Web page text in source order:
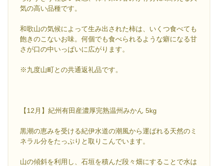
気の高い品種です。
和歌山の気候によって生み出された柿は、いくつ食べても
飽きのこないお味。何個でも食べられるような癖になる甘
さが口の中いっぱいに広がります。
※九度山町との共通返礼品です。
【12月】紀州有田産濃厚完熟温州みかん 5kg
黒潮の恵みを受ける紀伊水道の潮風から運ばれる天然のミ
ネラル分をたっぷりと取りこんでいます。
山の傾斜を利用し、石垣を積んだ段々畑にすることで水は